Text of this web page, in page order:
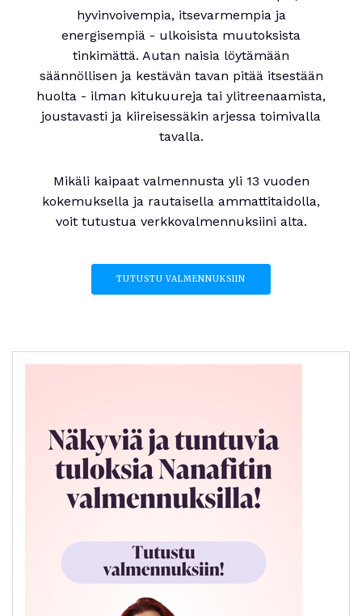
hyvinvoivempia, itsevarmempia ja
energisempiä - ulkoisista muutoksista
tinkimättä. Autan naisia löytämään
säännöllisen ja kestävän tavan pitää itsestään
huolta - ilman kitukuureja tai ylitreenaamista,
joustavasti ja kiireisessäkin arjessa toimivalla
tavalla.
Mikäli kaipaat valmennusta yli 13 vuoden
kokemuksella ja rautaisella ammattitaidolla,
voit tutustua verkkovalmennuksiini alta.
TUTUSTU VALMENNUKSIIN